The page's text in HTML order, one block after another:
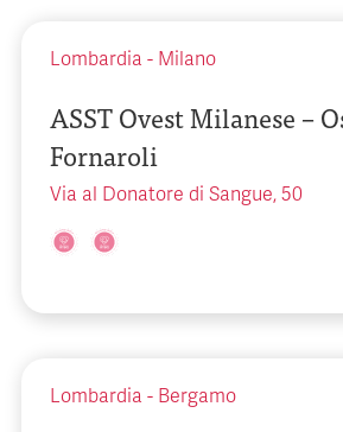
Lombardia - Milano
ASST Ovest Milanese –
Fornaroli
Via al Donatore di Sangue, 50
Lombardia - Bergamo